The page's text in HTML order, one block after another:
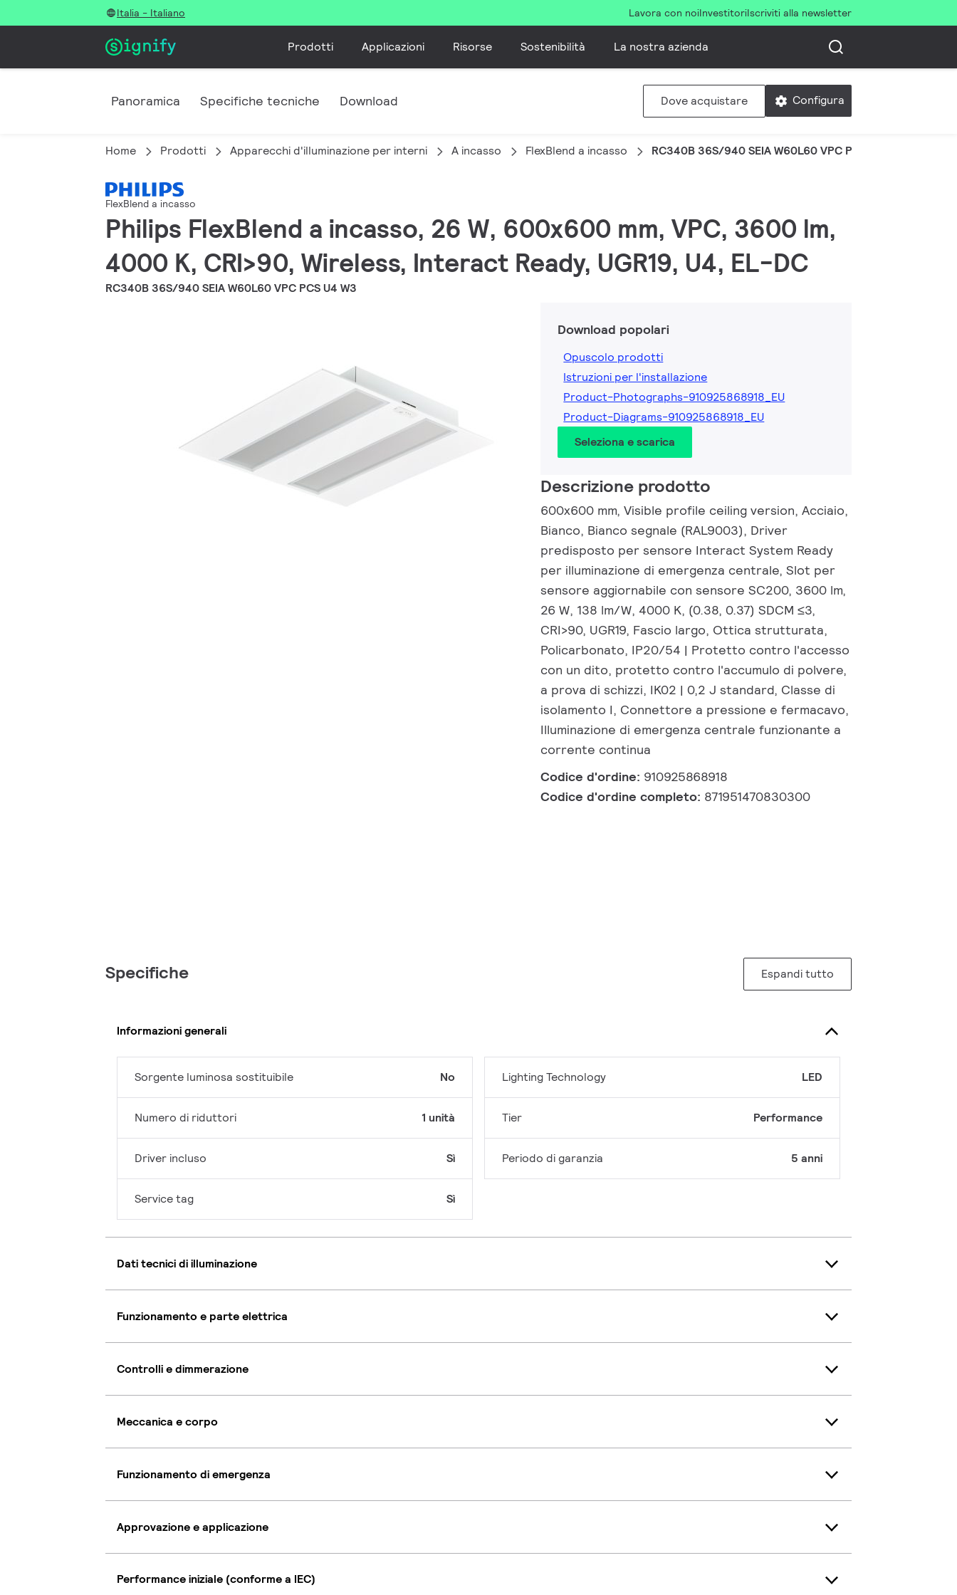
Italia - Italiano Lavora con noiInvestitoriIscriviti alla newsletter
Prodotti Applicazioni Risorse Sostenibilità La nostra azienda
Panoramica Specifiche tecniche Download Dove acquistare Configura
Home Prodotti Apparecchi d'illuminazione per interni A incasso FlexBlend a incasso RC340B 36S/940 SEIA W60L60 VPC PCS U4 W3
FlexBlend a incasso
Philips FlexBlend a incasso, 26 W, 600x600 mm, VPC, 3600 lm,
4000 K, CRI>90, Wireless, Interact Ready, UGR19, U4, EL-DC
RC340B 36S/940 SEIA W60L60 VPC PCS U4 W3
Download popolari
Opuscolo prodotti
Istruzioni per l'installazione
Product-Photographs-910925868918_EU
Product-Diagrams-910925868918_EU
Seleziona e scarica
Descrizione prodotto
600x600 mm, Visible profile ceiling version, Acciaio,
Bianco, Bianco segnale (RAL9003), Driver
predisposto per sensore Interact System Ready
per illuminazione di emergenza centrale, Slot per
sensore aggiornabile con sensore SC200, 3600 lm,
26 W, 138 lm/W, 4000 K, (0.38, 0.37) SDCM ≤3,
CRI>90, UGR19, Fascio largo, Ottica strutturata,
Policarbonato, IP20/54 | Protetto contro l'accesso
con un dito, protetto contro l'accumulo di polvere,
a prova di schizzi, IK02 | 0,2 J standard, Classe di
isolamento I, Connettore a pressione e fermacavo,
Illuminazione di emergenza centrale funzionante a
corrente continua
Codice d'ordine: 910925868918
Codice d'ordine completo: 871951470830300
Specifiche Espandi tutto
Informazioni generali
Sorgente luminosa sostituibile No
Numero di riduttori 1 unità
Driver incluso Sì
Service tag Sì
Lighting Technology LED
Tier Performance
Periodo di garanzia 5 anni
Dati tecnici di illuminazione
Funzionamento e parte elettrica
Controlli e dimmerazione
Meccanica e corpo
Funzionamento di emergenza
Approvazione e applicazione
Performance iniziale (conforme a IEC)